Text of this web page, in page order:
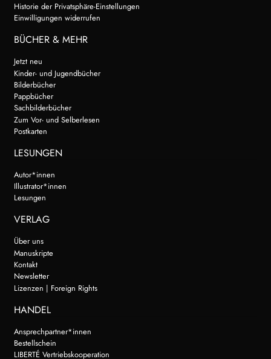
Historie der Privatsphäre-Einstellungen
Einwilligungen widerrufen
BÜCHER & MEHR
Jetzt neu
Kinder- und Jugendbücher
Bilderbücher
Pappbücher
Sachbilderbücher
Zum Vor- und Selberlesen
Postkarten
LESUNGEN
Autor*innen
Illustrator*innen
Lesungen
VERLAG
Über uns
Manuskripte
Kontakt
Newsletter
Lizenzen | Foreign Rights
HANDEL
Ansprechpartner*innen
Bestellschein
LIBERTÉ Vertriebskooperation